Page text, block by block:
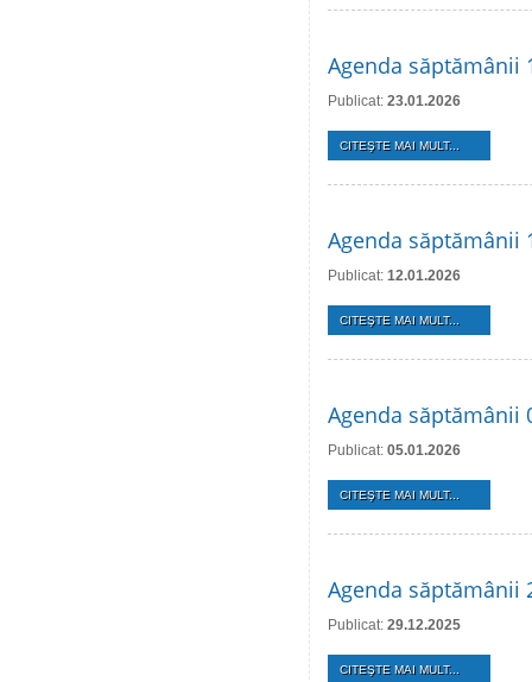
Agenda săptămânii
Publicat: 23.01.2026
CITEŞTE MAI MULT...
Agenda săptămânii
Publicat: 12.01.2026
CITEŞTE MAI MULT...
Agenda săptămânii
Publicat: 05.01.2026
CITEŞTE MAI MULT...
Agenda săptămânii
Publicat: 29.12.2025
CITEŞTE MAI MULT...